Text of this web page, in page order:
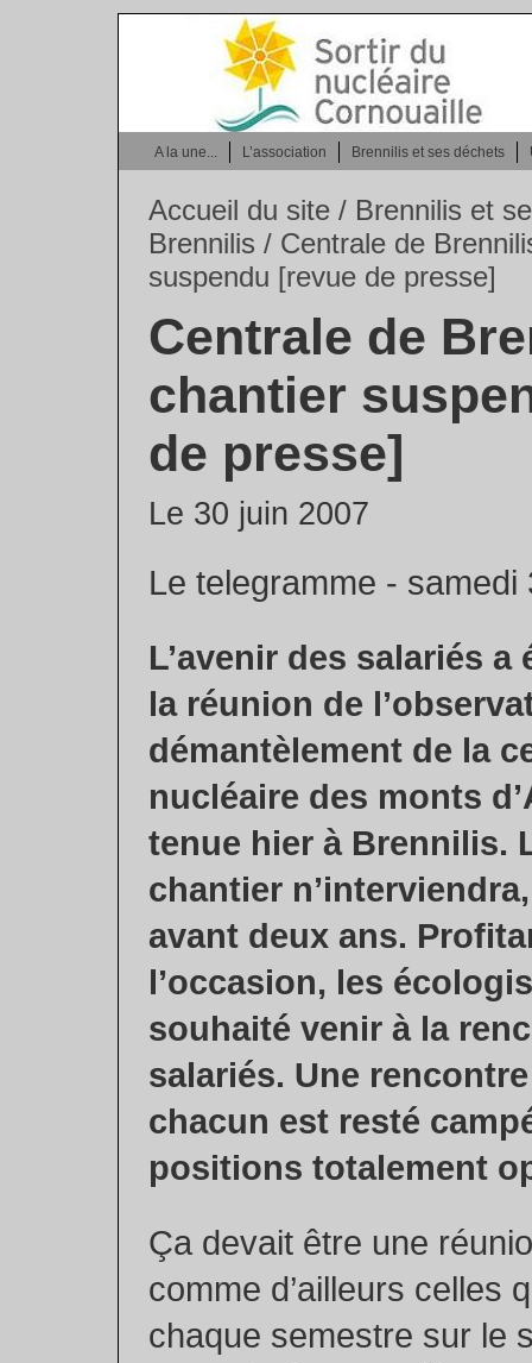
A la une... L’association Brennilis et ses déchets
Accueil du site / Brennilis et
Brennilis / Centrale de
suspendu [revue de presse]
Centrale de
chantier
de presse]
Le 30 juin 2007
Le telegramme - samedi
L’avenir des salariés
la réunion de
démantèlement de la
nucléaire des monts
tenue hier à Brennilis.
chantier
avant deux ans.
l’occasion, les
souhaité venir à la
salariés. Une
chacun est resté
positions totalement
Ça devait être une
comme d’ailleurs celles
chaque semestre sur le